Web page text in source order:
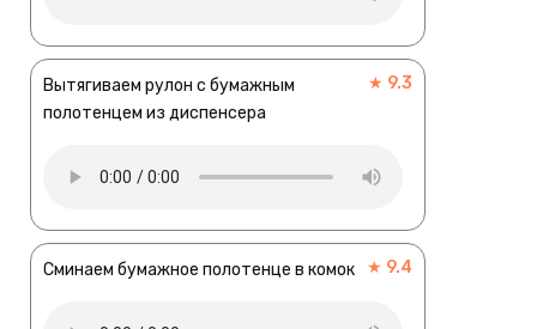
Вытягиваем рулон с бумажным
полотенцем из диспенсера
★ 9.3
Сминаем бумажное полотенце в комок ★ 9.4